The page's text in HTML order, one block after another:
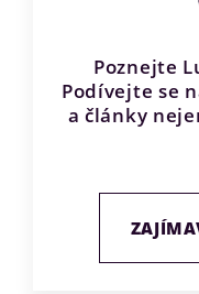
Poznejte
Podívejte se
a články